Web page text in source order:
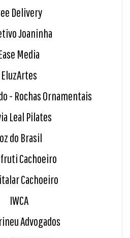
Delivery
Joaninha
Media
EluzArtes
- Rochas Ornamentais
Leal Pilates
do Brasil
Cachoeiro
Cachoeiro
IWCA
Advogados